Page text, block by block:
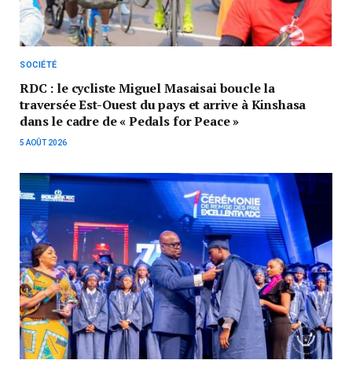
SOCIÉTÉ
RDC : le cycliste Miguel Masaisai boucle la
traversée Est-Ouest du pays et arrive à Kinshasa
dans le cadre de « Pedals for Peace »
5 AOÛT 2026